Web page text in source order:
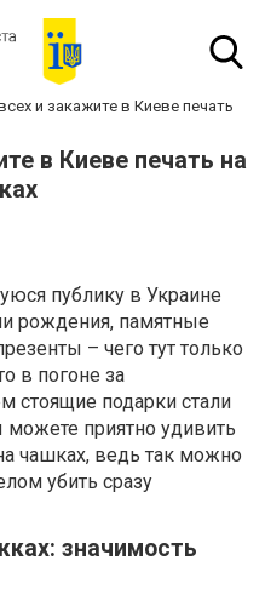
и закажите в Киеве печать
в Киеве печать на
публику в Украине
рождения, памятные
– чего тут только
в погоне за
стоящие подарки стали
приятно удивить
чашках, ведь так можно
убить сразу
значимость